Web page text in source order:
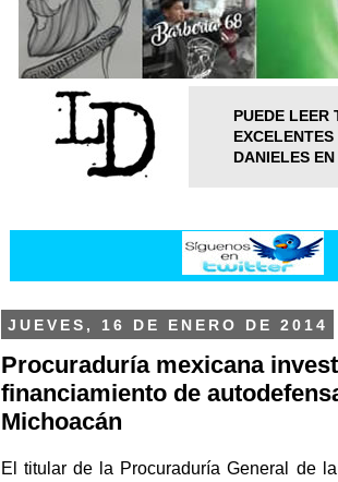
PUEDE LEER
DANIELES
JUEVES, 16 DE ENERO DE 2014
Procuraduría mexicana
financiamiento de
Michoacán
El titular de la Procuraduría General de